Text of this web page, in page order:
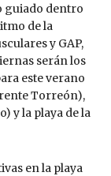
guiado dentro
de la
y GAP,
serán los
este verano
Torreón),
y la playa de la
en la playa